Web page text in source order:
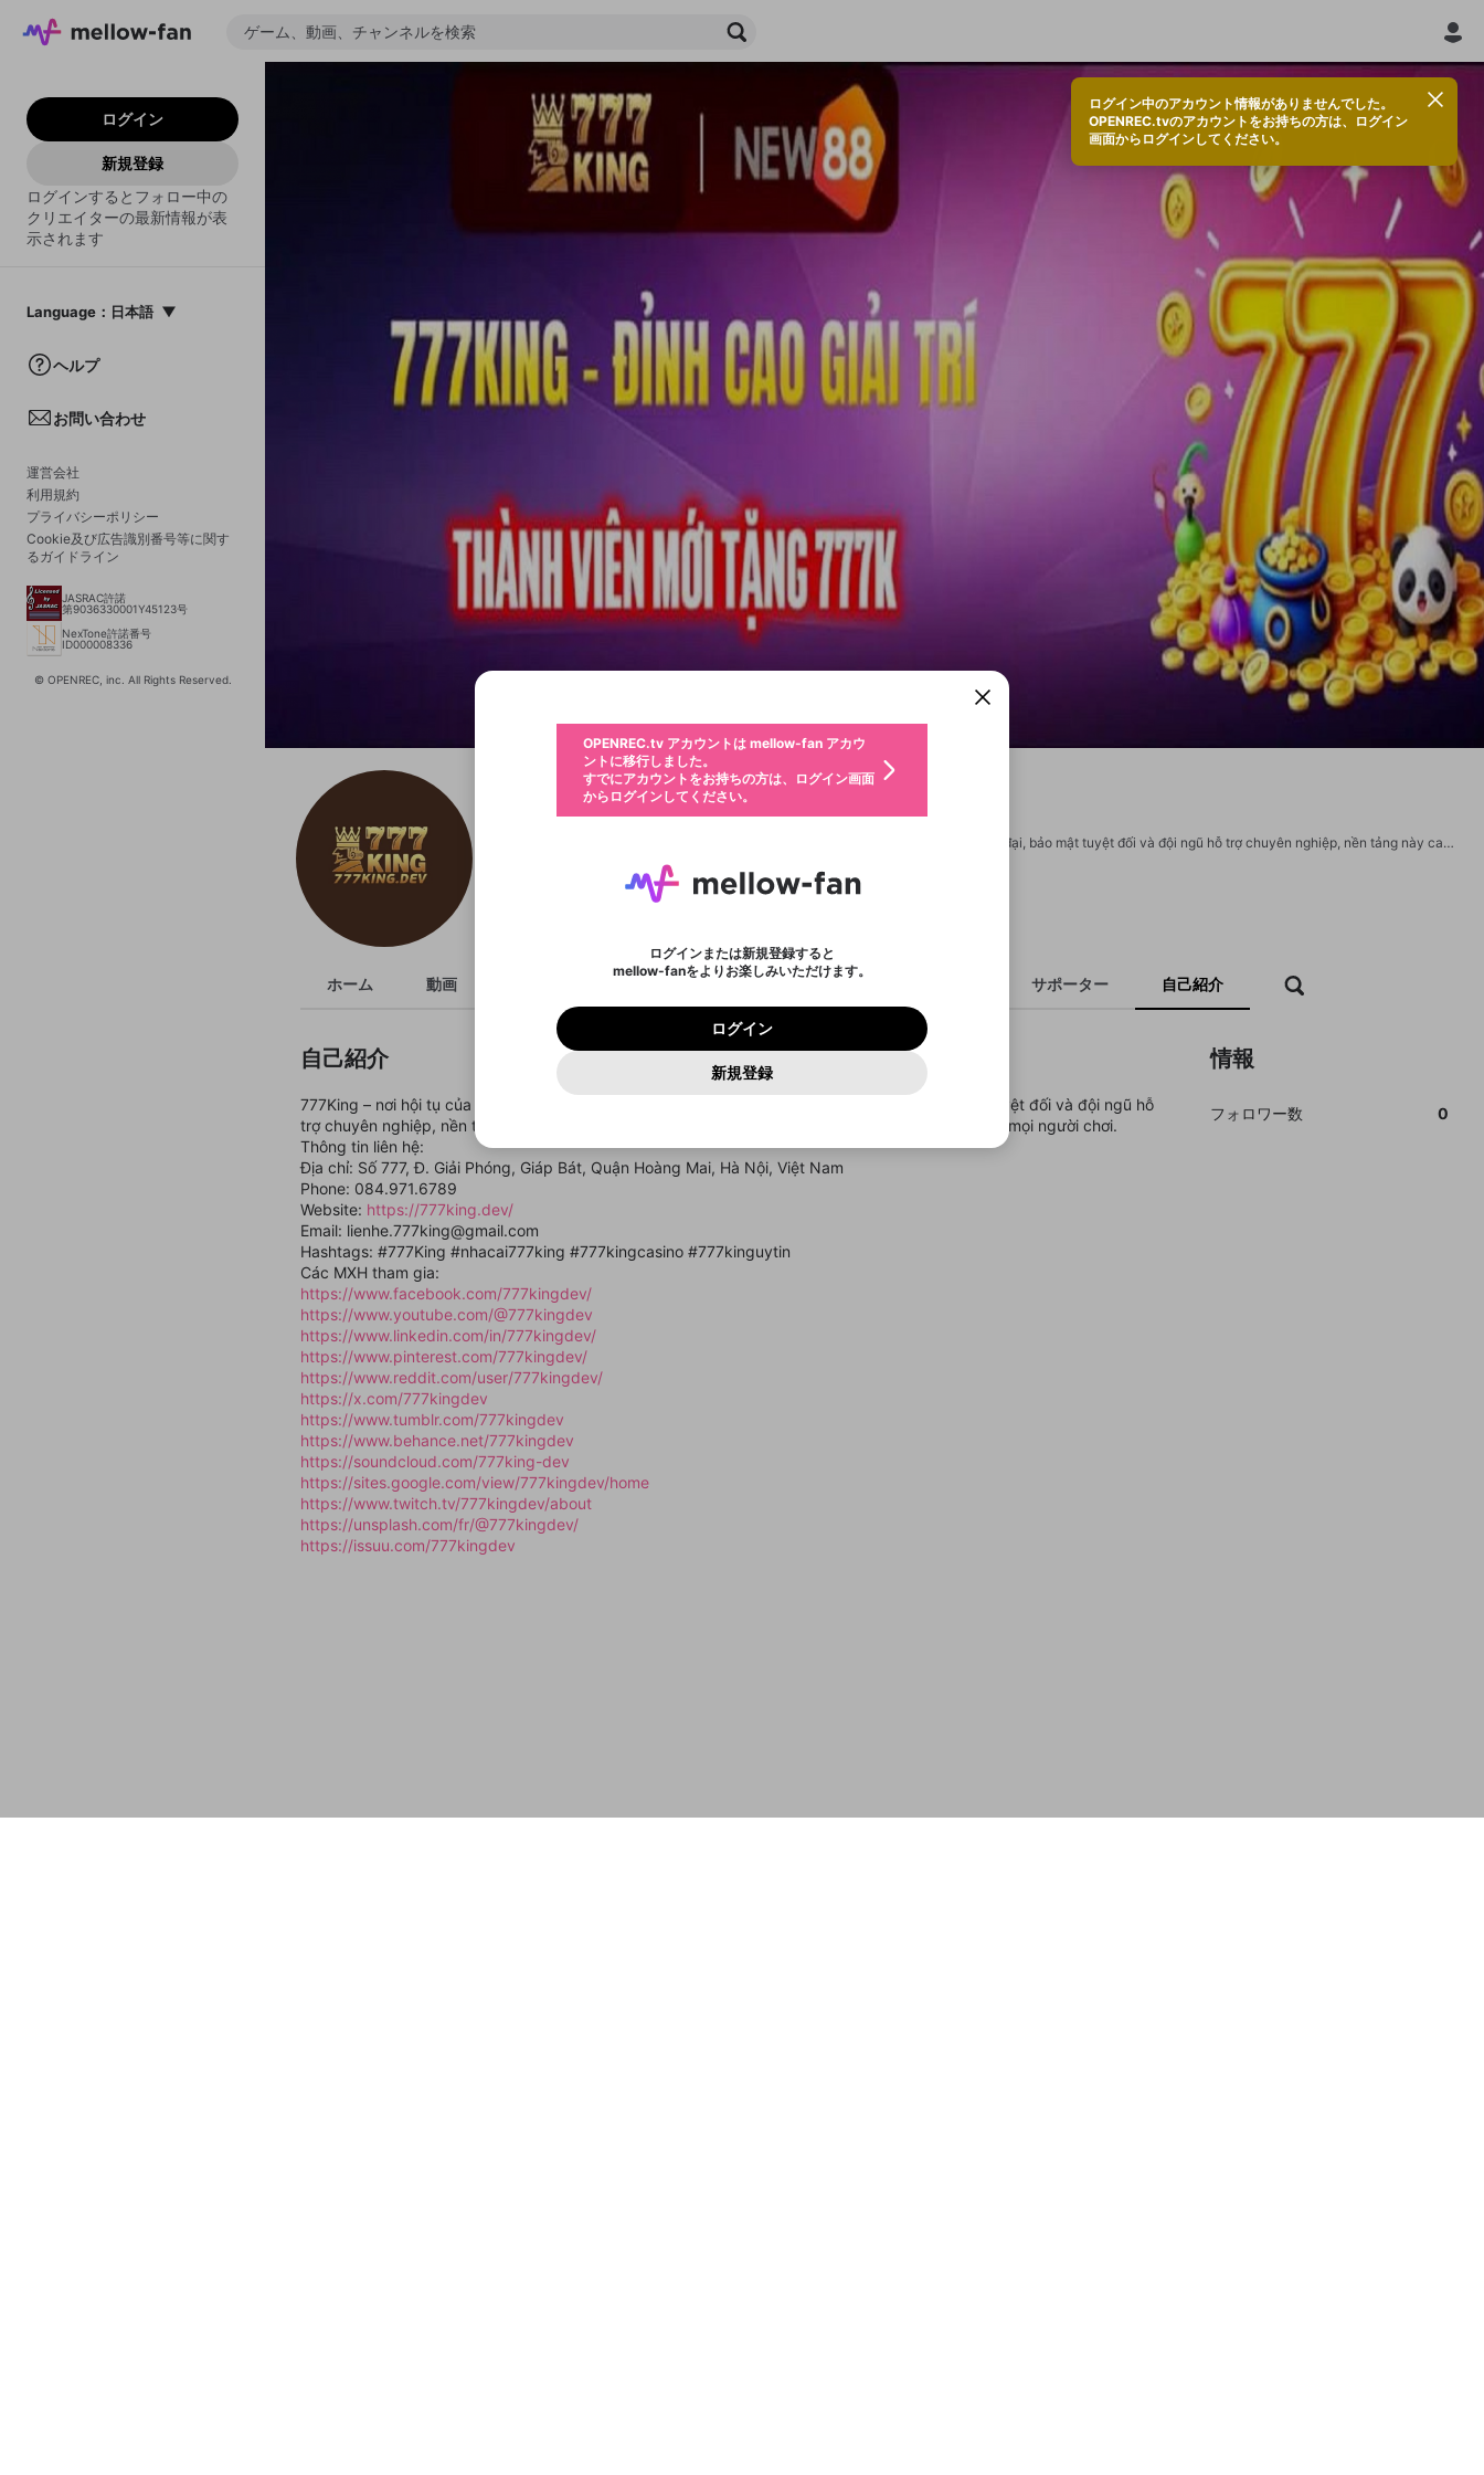
検索履歴をすべて削除しますか？
いいえ はい
ログイン
新規登録
ログインするとフォロー中の
クリエイターの最新情報が表
示されます
Language ： 日本語
中文(簡体)
ヘルプ
お問い合わせ
運営会社
利用規約
プライバシーポリシー
Cookie及び広告識別番号等に関す
るガイドライン
JASRAC許諾
第9036330001Y45123号
NexTone許諾番号
ID000008336
© OPENREC, inc. All Rights Reserved.
ログイン中のアカウント情報がありませんでした。
OPENREC.tvのアカウントをお持ちの方は、ログイン
画面からログインしてください。
777King
777King – nơi hội tụ của các trò chơi trực tuyến chất lượng cao. Với giao diện hiện đại, bảo mật tuyệt đối và đội ngũ hỗ trợ chuyên nghiệp, nền tảng này cam kết mang lại trải nghiệm giải trí an toàn và đáng tin cậy cho mọi người chơi. Thông tin liên hệ: Địa chỉ: Số 777, Đ. Giải Phóng, Giáp Bát, Quận Hoàng Mai, Hà Nội, Việt Nam Phone: 084.971.6789 Website: https://777king.dev/ Email: lienhe.777king@gmail.com Hashtags: #777King #nhacai777king #777kingcasino #777kinguytin Các MXH tham gia: https://www.facebook.com/777kingdev/ https://www.youtube.com/@777kingdev https://www.linkedin.com/in/777kingdev/ https://www.pinterest.com/777kingdev/ https://www.reddit.com/user/777kingdev/ https://x.com/777kingdev https://www.tumblr.com/777kingdev https://www.behance.net/777kingdev https://soundcloud.com/777king-dev https://sites.google.com/view/777kingdev/home https://www.twitch.tv/777kingdev/about https://unsplash.com/fr/@777kingdev/ https://issuu.com/777kingdev
ホーム 動画 プレイリスト フォロー サポーター 自己紹介
自己紹介
777King – nơi hội tụ của các trò chơi trực tuyến chất lượng cao. Với giao diện hiện đại, bảo mật tuyệt đối và đội ngũ hỗ
trợ chuyên nghiệp, nền tảng này cam kết mang lại trải nghiệm giải trí an toàn và đáng tin cậy cho mọi người chơi.
Thông tin liên hệ:
Địa chỉ: Số 777, Đ. Giải Phóng, Giáp Bát, Quận Hoàng Mai, Hà Nội, Việt Nam
Phone: 084.971.6789
Website: https://777king.dev/
Email: lienhe.777king@gmail.com
Hashtags: #777King #nhacai777king #777kingcasino #777kinguytin
Các MXH tham gia:
https://www.facebook.com/777kingdev/
https://www.youtube.com/@777kingdev
https://www.linkedin.com/in/777kingdev/
https://www.pinterest.com/777kingdev/
https://www.reddit.com/user/777kingdev/
https://x.com/777kingdev
https://www.tumblr.com/777kingdev
https://www.behance.net/777kingdev
https://soundcloud.com/777king-dev
https://sites.google.com/view/777kingdev/home
https://www.twitch.tv/777kingdev/about
https://unsplash.com/fr/@777kingdev/
https://issuu.com/777kingdev
情報
フォロワー数 0
ブロックリストに追加しますか？
キャンセル OK
この動画の公開は終了しました
OK
ファンレター
応援している配信者にファンレターを送ることができま
す。好きなデザインを選んでメッセージを書いたり、エ
ールアイテムでデコレーションして、配信者に届けまし
※ファンレター機能は有料サービスです。
ファンレターを作成
マイページに表示されている動画 (ライブ配信、配信予定、ア
ーカイブ、アップロード動画) をページのトップに1つ固定で
きます。動画タイトル横のメニューより設定することができま
す。
動画プレイリストを選択
動画プレイリストを選択
選択できるプレイリストがありません。プレイリストは動画の再生画面で作成で
動画プレイリストがありません
閉じる
ポイントが不足しています
ご確認ください
利用規約とプライバシーポリシーが更新されました。
サービスを利用するには変更後の内容をご確認いただ
利用規約を確認しました。
確認しました
OPENREC.tv アカウントは mellow-fan アカウ
新規登録
メールアドレスで新規登録
または
Google
Yahoo! JAPAN
Appleでサインアップ
mellow-fanの利用規約・プライバシーポリシー・外部サービ
スとのID連携に関する同意事項 に同意頂いた上で、次にお進み
新規登録
@
進みください。
アカウント作成
mellow-fanからのお得な情報をメールで受け取
OPENREC.tvアカウントはmellow-fanアカウン
ログイン
メールアドレスでログイン
または
Google
Yahoo! JAPAN
Appleでサインイン
mellow-fanの利用規約・プライバシーポリシー・外部サービ
スとのID連携に関する同意事項 に同意頂いた上で、次にお進み
ログイン
ログイン
パスワードを忘れた方はこちら
アカウントをお持ちですか？アカウントを作成する
OPENREC.tv アカウントは mellow-fan アカウ
ントに移行しました。
すでにアカウントをお持ちの方は、ログイン画面
からログインしてください。
ログインまたは新規登録すると
mellow-fanをよりお楽しみいただけます。
ログイン
新規登録
登録したメールアドレスを入力し、送信してください。
再設定する
入力していただいたメールアドレス
に、パスワード再設定用URLを記載
確認ください
OK
パーソナルデータの登録
年 月
生年月は登録後に変更できません。
お住まいの地域
ご登録いただいた情報はサービスの向上を目的として
使用いたします。
一部サービスをご利用いただくには、生年月の登録が
必要です。
登録
認証コードの入力
ール記載の6桁の認証コードを入力してください。
及びcs.openrec.co.jpドメイン）が受信拒否設定に含まれて
いないかご確認ください。
入力
セッションの有効期限が切れたた
プレミアム会員に入会
不適切なユーザーとして報告します
か？
問題を選択してください
わいせつな表現
著作権の侵害
なりすまし行為
ねずみ講やマルチ商法
ゲームの録画禁止区域の配信
改造版・海賊版ソフトの配信
政治的・宗教的・人種的な内容
その他の問題
報告された問題については、利用規約に違反しているかどうか
をスタッフが確認します。この機能をむやみに使用すること
は、利用規約違反になります。
送信
サブスクシェア
限定コミュニティ参加方法
Discordアカウントをお持ちでない方
Discordアカウントを作成
Discordは第三者が提供するコミュニティーサービスで、mellow-
fanとは関わりがありません。Discordに関してのお問い合わせには
お答えすることができません。Discordの仕様変更により、限定コ
ミュニティ特典の提供が終了する可能性がありますが、その際の補